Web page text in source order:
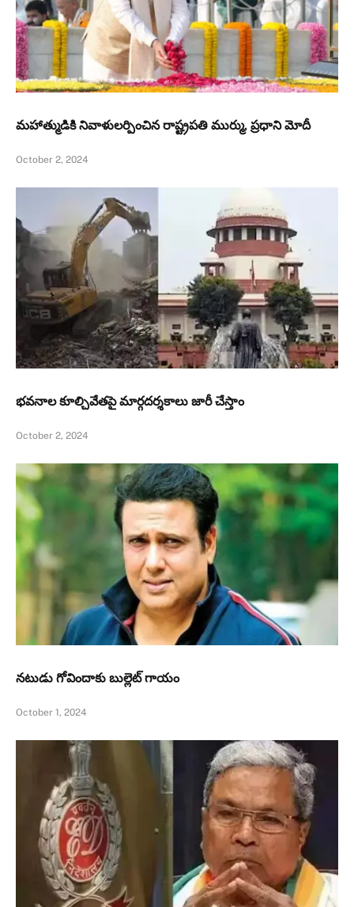
మహాత్ముడికి నివాళులర్పించిన రాష్ట్రపతి ముర్ము, ప్రధాని మోదీ
October 2, 2024
భవనాల కూల్చివేతపై మార్గదర్శకాలు జారీ చేస్తాం
October 2, 2024
నటుడు గోవిందాకు బుల్లెట్ గాయం
October 1, 2024